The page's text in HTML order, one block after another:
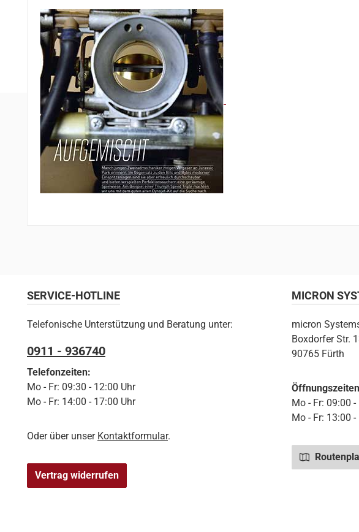
SERVICE-HOTLINE
Telefonische Unterstützung und Beratung unter:
0911 - 936740
Telefonzeiten:
Mo - Fr: 09:30 - 12:00 Uhr
Mo - Fr: 14:00 - 17:00 Uhr
Oder über unser Kontaktformular.
Vertrag widerrufen
MICRON
micron
Boxdorfer Str.
90765 Fürth
Mo - Fr: 09:00
Mo - Fr: 13:00